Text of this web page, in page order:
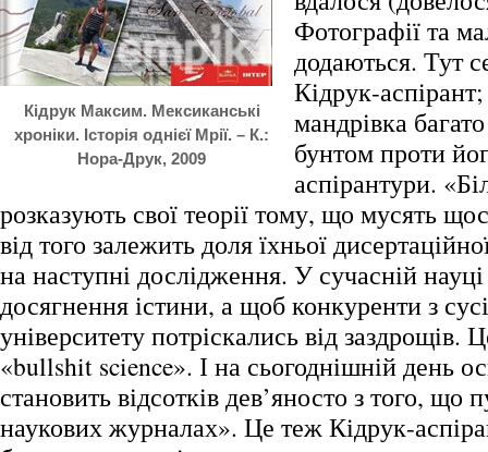
Кідрук Максим. Мексиканські
хроніки. Історія однієї Мрії. – К.:
Нора-Друк, 2009
Фотографії та
додаються. Тут
Кідрук-
мандрівка
бунтом проти
аспірантури.
розказують свої теорії тому, що мусять
від того залежить доля їхньої
на наступні дослідження. У сучасній
досягнення істини, а щоб конкуренти з
університету потріскались від заздрощів.
«bullshit science». І на сьогоднішній день
становить відсотків дев’яносто з того, що
наукових журналах». Це теж Кідрук-